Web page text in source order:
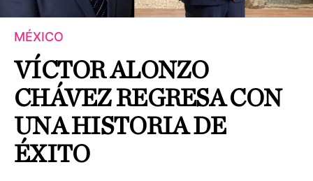
MÉXICO
VÍCTOR ALONZO
CHÁVEZ REGRESA CON
UNA HISTORIA DE
ÉXITO